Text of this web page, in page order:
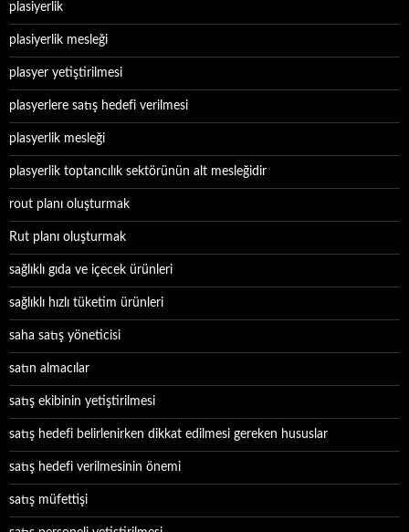
plasiyerlik
plasiyerlik mesleği
plasyer yetiştirilmesi
plasyerlere satış hedefi verilmesi
plasyerlik mesleği
plasyerlik toptancılık sektörünün alt mesleğidir
rout planı oluşturmak
Rut planı oluşturmak
sağlıklı gıda ve içecek ürünleri
sağlıklı hızlı tüketim ürünleri
saha satış yöneticisi
satın almacılar
satış ekibinin yetiştirilmesi
satış hedefi belirlenirken dikkat edilmesi gereken hususlar
satış hedefi verilmesinin önemi
satış müfettişi